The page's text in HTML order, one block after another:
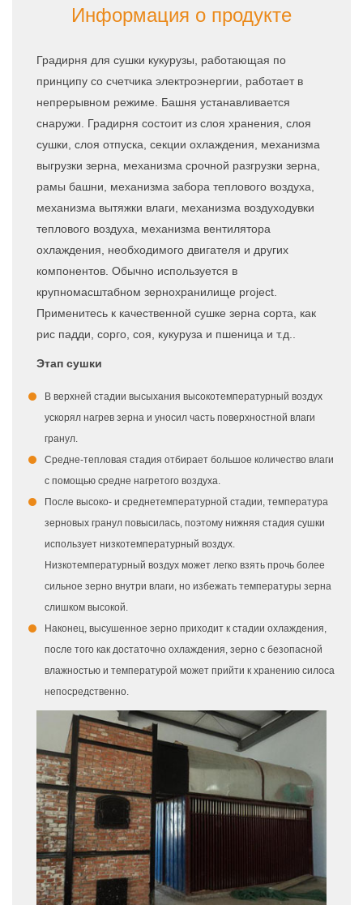
Информация о продукте
Градирня для сушки кукурузы, работающая по
принципу со счетчика электроэнергии, работает в
непрерывном режиме. Башня устанавливается
снаружи. Градирня состоит из слоя хранения, слоя
сушки, слоя отпуска, секции охлаждения, механизма
выгрузки зерна, механизма срочной разгрузки зерна,
рамы башни, механизма забора теплового воздуха,
механизма вытяжки влаги, механизма воздуходувки
теплового воздуха, механизма вентилятора
охлаждения, необходимого двигателя и других
компонентов. Обычно используется в
крупномасштабном зернохранилище project.
Применитесь к качественной сушке зерна сорта, как
рис падди, сорго, соя, кукуруза и пшеница и т.д..
Этап сушки
В верхней стадии высыхания высокотемпературный воздух
ускорял нагрев зерна и уносил часть поверхностной влаги
гранул.
Средне-тепловая стадия отбирает большое количество влаги
с помощью средне нагретого воздуха.
После высоко- и среднетемпературной стадии, температура
зерновых гранул повысилась, поэтому нижняя стадия сушки
использует низкотемпературный воздух.
Низкотемпературный воздух может легко взять прочь более
сильное зерно внутри влаги, но избежать температуры зерна
слишком высокой.
Наконец, высушенное зерно приходит к стадии охлаждения,
после того как достаточно охлаждения, зерно с безопасной
влажностью и температурой может прийти к хранению силоса
непосредственно.